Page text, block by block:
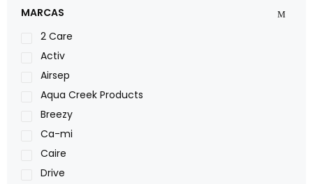
MARCAS
2 Care
Activ
Airsep
Aqua Creek Products
Breezy
Ca-mi
Caire
Drive